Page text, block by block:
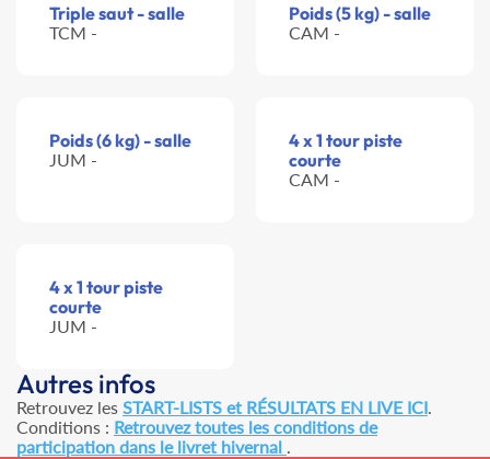
Triple saut - salle
TCM -
Poids (5 kg) - salle
CAM -
Poids (6 kg) - salle
JUM -
4 x 1 tour piste
courte
CAM -
4 x 1 tour piste
courte
JUM -
Autres infos
Retrouvez les START-LISTS et RÉSULTATS EN LIVE ICI.
Conditions : Retrouvez toutes les conditions de
participation dans le livret hivernal .